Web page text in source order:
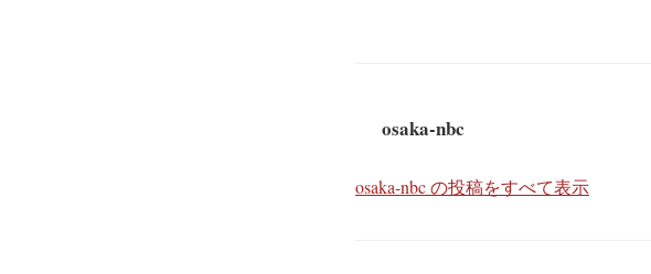
osaka-nbc
osaka-nbc の投稿をすべて表示